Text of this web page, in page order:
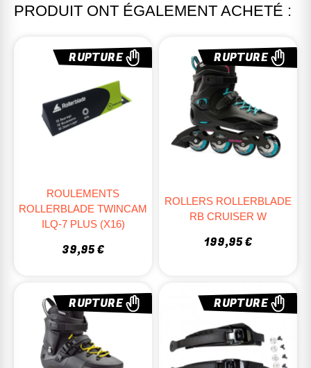
PRODUIT ONT ÉGALEMENT ACHETÉ :
RUPTURE
ROULEMENTS
ROLLERBLADE TWINCAM
ILQ-7 PLUS (x16)
39,95 €
RUPTURE
ROLLERS ROLLERBLADE
RB CRUISER W
199,95 €
RUPTURE RUPTURE